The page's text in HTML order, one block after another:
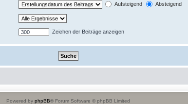
Aufsteigend Absteigend
Zeichen der Beiträge anzeigen
Powered by phpBB® Forum Software © phpBB Limited